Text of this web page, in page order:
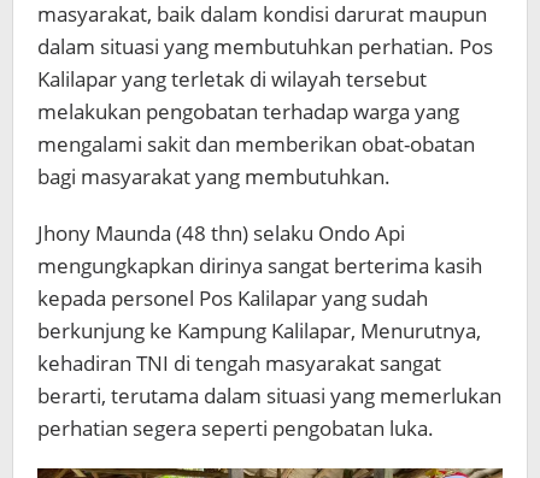
masyarakat, baik dalam kondisi darurat maupun
dalam situasi yang membutuhkan perhatian. Pos
Kalilapar yang terletak di wilayah tersebut
melakukan pengobatan terhadap warga yang
mengalami sakit dan memberikan obat-obatan
bagi masyarakat yang membutuhkan.
Jhony Maunda (48 thn) selaku Ondo Api
mengungkapkan dirinya sangat berterima kasih
kepada personel Pos Kalilapar yang sudah
berkunjung ke Kampung Kalilapar, Menurutnya,
kehadiran TNI di tengah masyarakat sangat
berarti, terutama dalam situasi yang memerlukan
perhatian segera seperti pengobatan luka.